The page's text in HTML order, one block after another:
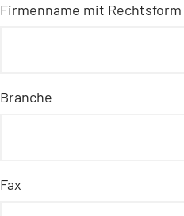
Firmenname mit Rechtsform
Branche
Fax